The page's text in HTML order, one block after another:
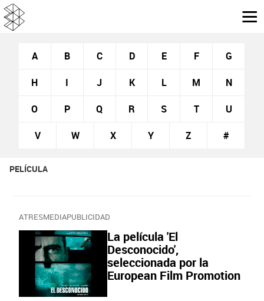
A B C D E F G
H I J K L M N
O P Q R S T U
V W X Y Z #
PELÍCULA
ATRESMEDIAPUBLICIDAD
La película 'El
Desconocido',
seleccionada por la
European Film Promotion